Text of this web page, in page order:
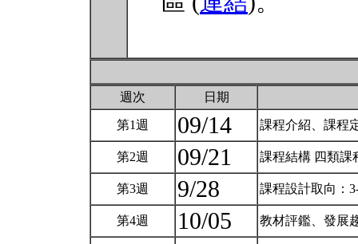
週次 日期
第1週 09/14 課程介紹、課程
第2週 09/21 課程結構 四類
第3週 9/28 課程設計取向：
第4週 10/05 教材評鑑、發展